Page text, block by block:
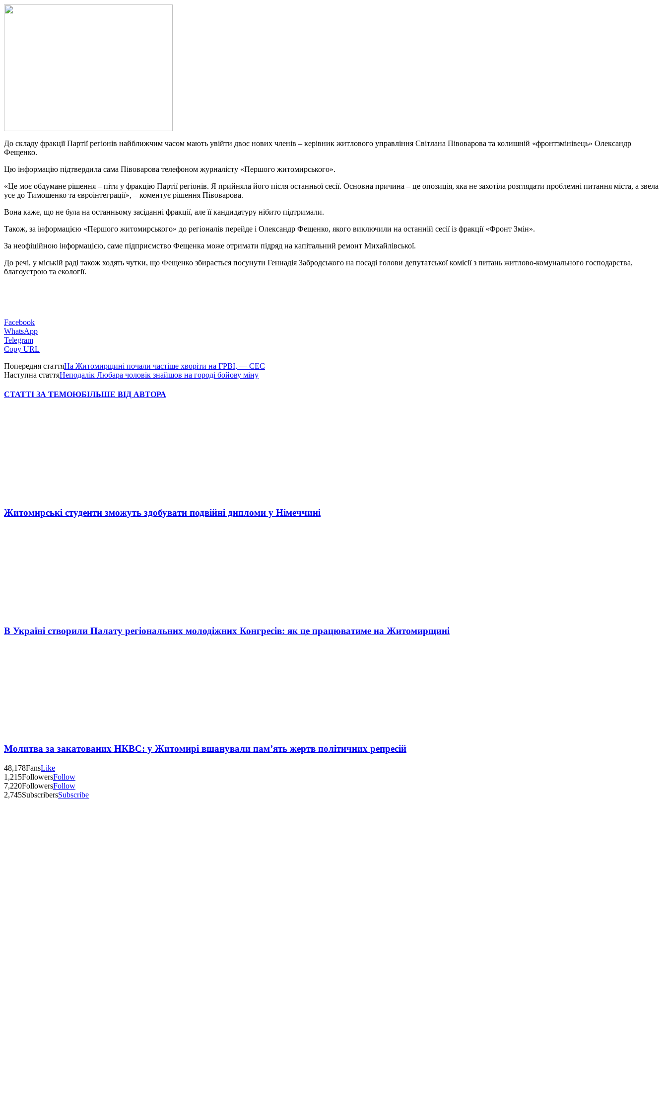
До складу фракції Партії регіонів найближчим часом мають увійти двоє нових членів – керівник житлового управління Світлана Півоварова та колишній «фронтзмінівець» Олександр
Фещенко.
Цю інформацію підтвердила сама Півоварова телефоном журналісту «Першого житомирського».
«Це моє обдумане рішення – піти у фракцію Партії регіонів. Я прийняла його після останньої сесії. Основна причина – це опозиція, яка не захотіла розглядати проблемні питання міста, а звела
усе до Тимошенко та євроінтеграції», – коментує рішення Півоварова.
Вона каже, що не була на останньому засіданні фракції, але її кандидатуру нібито підтримали.
Також, за інформацією «Першого житомирського» до регіоналів перейде і Олександр Фещенко, якого виключили на останній сесії із фракції «Фронт Змін».
За неофіційною інформацією, саме підприємство Фещенка може отримати підряд на капітальний ремонт Михайлівської.
До речі, у міській раді також ходять чутки, що Фещенко збирається посунути Геннадія Забродського на посаді голови депутатської комісії з питань житлово-комунального господарства,
благоустрою та екології.
Facebook
WhatsApp
Telegram
Copy URL
Попередня статтяНа Житомирщині почали частіше хворіти на ГРВІ, — СЕС
Наступна статтяНеподалік Любара чоловік знайшов на городі бойову міну
СТАТТІ ЗА ТЕМОЮБІЛЬШЕ ВІД АВТОРА
Житомирські студенти зможуть здобувати подвійні дипломи у Німеччині
В Україні створили Палату регіональних молодіжних Конгресів: як це працюватиме на Житомирщині
Молитва за закатованих НКВС: у Житомирі вшанували пам’ять жертв політичних репресій
48,178FansLike
1,215FollowersFollow
7,220FollowersFollow
2,745SubscribersSubscribe